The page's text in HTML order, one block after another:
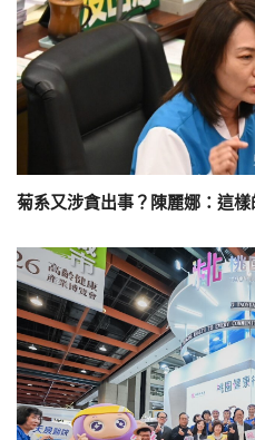
菊系又涉貪出事？陳麗娜：這樣